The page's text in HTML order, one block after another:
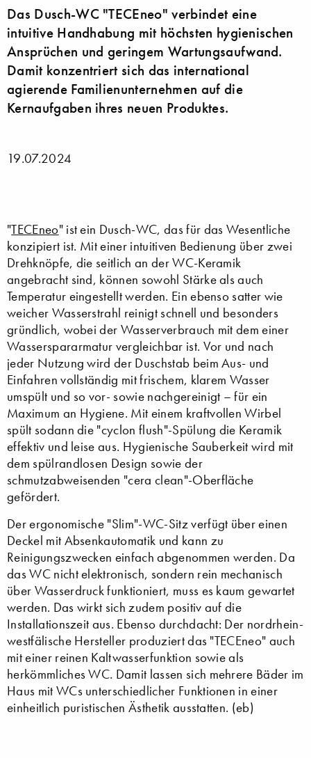
Das Dusch-WC "TECEneo" verbindet eine
intuitive Handhabung mit höchsten hygienischen
Ansprüchen und geringem Wartungsaufwand.
Damit konzentriert sich das international
agierende Familienunternehmen auf die
Kernaufgaben ihres neuen Produktes.
19.07.2024
"TECEneo" ist ein Dusch-WC, das für das Wesentliche
konzipiert ist. Mit einer intuitiven Bedienung über zwei
Drehknöpfe, die seitlich an der WC-Keramik
angebracht sind, können sowohl Stärke als auch
Temperatur eingestellt werden. Ein ebenso satter wie
weicher Wasserstrahl reinigt schnell und besonders
gründlich, wobei der Wasserverbrauch mit dem einer
Wasserspararmatur vergleichbar ist. Vor und nach
jeder Nutzung wird der Duschstab beim Aus- und
Einfahren vollständig mit frischem, klarem Wasser
umspült und so vor- sowie nachgereinigt – für ein
Maximum an Hygiene. Mit einem kraftvollen Wirbel
spült sodann die "cyclon flush"-Spülung die Keramik
effektiv und leise aus. Hygienische Sauberkeit wird mit
dem spülrandlosen Design sowie der
schmutzabweisenden "cera clean"-Oberfläche
gefördert.
Der ergonomische "Slim"-WC-Sitz verfügt über einen
Deckel mit Absenkautomatik und kann zu
Reinigungszwecken einfach abgenommen werden. Da
das WC nicht elektronisch, sondern rein mechanisch
über Wasserdruck funktioniert, muss es kaum gewartet
werden. Das wirkt sich zudem positiv auf die
Installationszeit aus. Ebenso durchdacht: Der nordrhein-
westfälische Hersteller produziert das "TECEneo" auch
mit einer reinen Kaltwasserfunktion sowie als
herkömmliches WC. Damit lassen sich mehrere Bäder im
Haus mit WCs unterschiedlicher Funktionen in einer
einheitlich puristischen Ästhetik ausstatten. (eb)